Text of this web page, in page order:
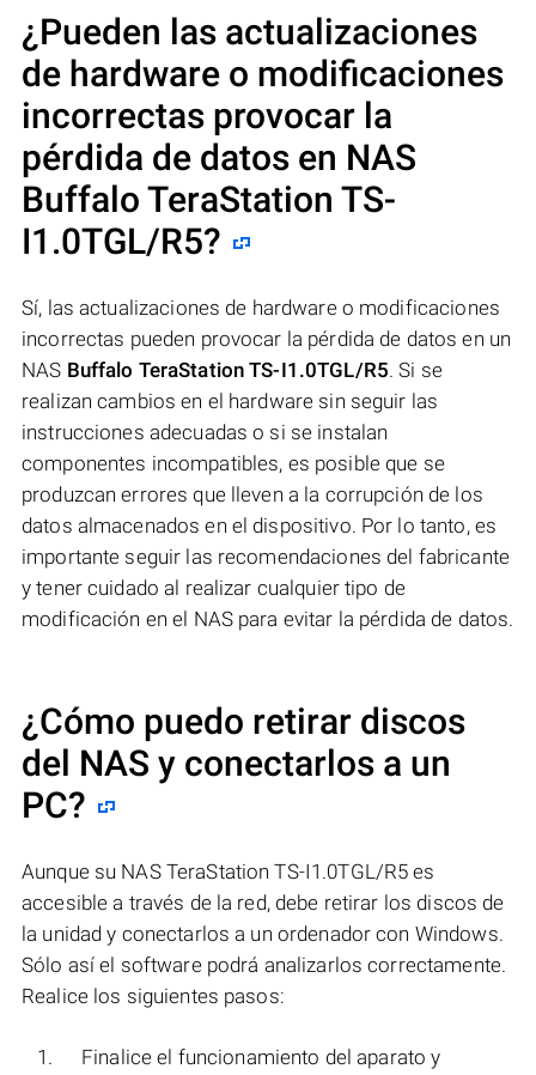
¿Pueden las actualizaciones
de hardware o modificaciones
incorrectas provocar la
pérdida de datos en NAS
Buffalo TeraStation TS-
I1.0TGL/R5?
Sí, las actualizaciones de hardware o modificaciones
incorrectas pueden provocar la pérdida de datos en un
NAS Buffalo TeraStation TS-I1.0TGL/R5. Si se
realizan cambios en el hardware sin seguir las
instrucciones adecuadas o si se instalan
componentes incompatibles, es posible que se
produzcan errores que lleven a la corrupción de los
datos almacenados en el dispositivo. Por lo tanto, es
importante seguir las recomendaciones del fabricante
y tener cuidado al realizar cualquier tipo de
modificación en el NAS para evitar la pérdida de datos.
¿Cómo puedo retirar discos
del NAS y conectarlos a un
PC?
Aunque su NAS TeraStation TS-I1.0TGL/R5 es
accesible a través de la red, debe retirar los discos de
la unidad y conectarlos a un ordenador con Windows.
Sólo así el software podrá analizarlos correctamente.
Realice los siguientes pasos:
Finalice el funcionamiento del aparato y